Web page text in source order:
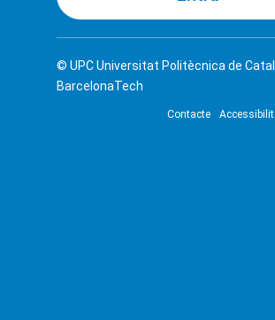
© UPCUniversitat Politècnica de
BarcelonaTech
Contacte